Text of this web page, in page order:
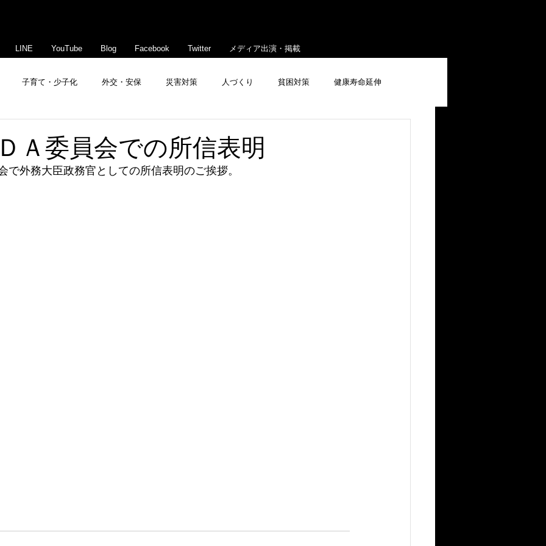
LINE YouTube Blog Facebook Twitter メディア出演・掲載
子育て・少子化 外交・安保 災害対策 人づくり 貧困対策 健康寿命延伸
Ａ委員会での所信表明
で外務大臣政務官としての所信表明のご挨拶。